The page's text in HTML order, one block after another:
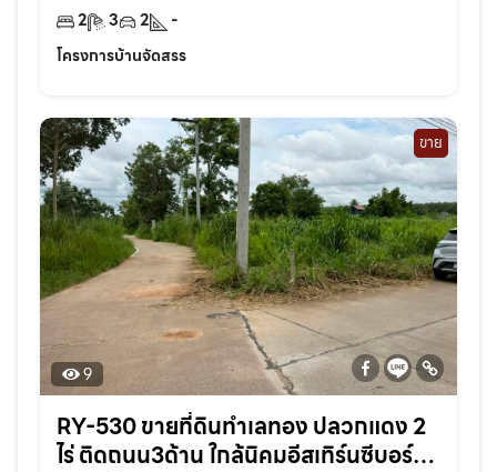
2 3 2
-
โครงการบ้านจัดสรร
ขาย
9
RY-530 ขายที่ดินทำเลทอง ปลวกแดง 2
ไร่ ติดถนน3ด้าน ใกล้นิคมอีสเทิร์นซีบอร์ด